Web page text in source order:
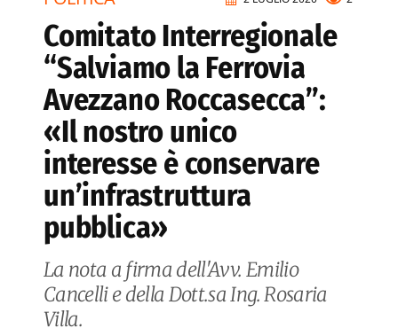
Comitato Interregionale
“Salviamo la Ferrovia
Avezzano Roccasecca”:
«Il nostro unico
interesse è conservare
un’infrastruttura
pubblica»
La nota a firma dell'Avv. Emilio
Cancelli e della Dott.sa Ing. Rosaria
Villa.